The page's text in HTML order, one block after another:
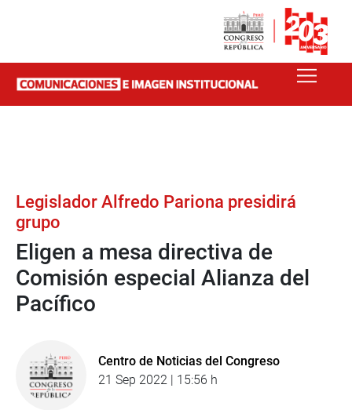
Legislador Alfredo Pariona presidirá
grupo
Eligen a mesa directiva de
Comisión especial Alianza del
Pacífico
Centro de Noticias del Congreso
21 Sep 2022 | 15:56 h